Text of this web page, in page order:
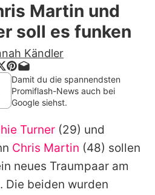
Stars
& Serien
& Liebe
auf Promiflash
Jobs
Martin und
soll es funken
Kändler
Damit du die spannendsten
Promiflash-News auch bei
Google siehst.
Turner (29) und
Chris Martin (48) sollen
neues Traumpaar am
Die beiden wurden